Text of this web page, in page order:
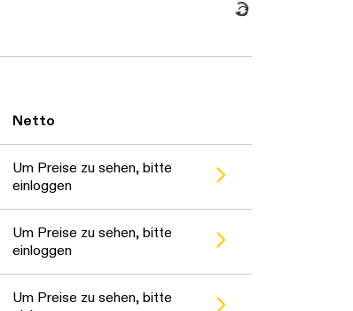
Daten werden geladen. Bitte warten...
Netto
Um Preise zu sehen, bitte
einloggen
Um Preise zu sehen, bitte
einloggen
Um Preise zu sehen, bitte